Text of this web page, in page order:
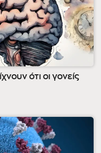
ότι οι γονείς